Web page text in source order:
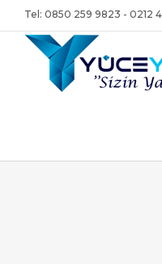
Tel: 0850 259 9823 - 0212